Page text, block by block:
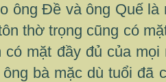
ông Đề và ông Quế
thờ trọng cũng có
có mặt đầy đủ của
bà mặc dù tuổi đã